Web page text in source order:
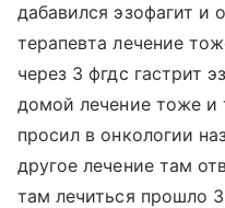
дабавился эзофагит и
терапевта лечение
через 3 фгдс гастрит
домой лечение тоже и
просил в онкологии
другое лечение там
там лечиться прошло